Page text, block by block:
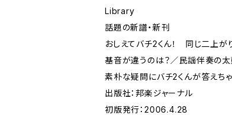
Library
話題の新譜・新刊
おしえてバチ2くん！ 同じ二上が
基音が違うのは？／民謡伴奏の太
素朴な疑問にバチ2くんが答えち
出版社：邦楽ジャーナル
初版発行：2006.4.28